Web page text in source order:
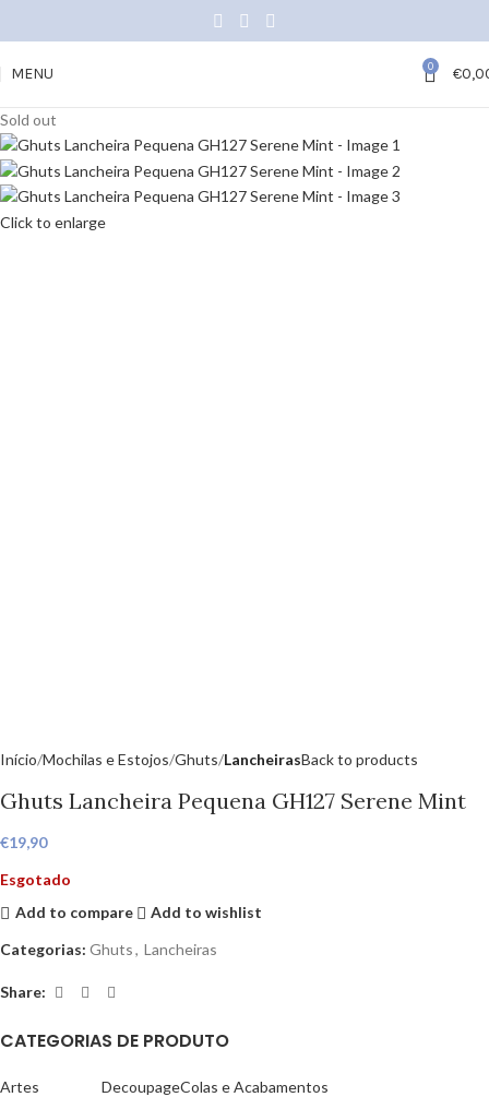
MENU 0 €
Sold out
Click to enlarge
Início Mochilas e Estojos Ghuts LancheirasBack to products
Ghuts Lancheira Pequena GH127 Serene Mint
€19,90
Esgotado
Add to compare
Add to wishlist
Categorias: Ghuts, Lancheiras
Share:
CATEGORIAS DE PRODUTO
Artes
DecoupageColas e Acabamentos